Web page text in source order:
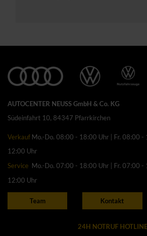
AUTOCENTER NEUSS GmbH & Co. KG
Südeinfahrt 10, 84347 Pfarrkirchen
Verkauf Mo.-Do. 08:00 - 18:00 Uhr | Fr. 08:00 -
12:00 Uhr
Service Mo.-Do. 07:00 - 18:00 Uhr | Fr. 07:00 -
12:00 Uhr
Team Kontakt
24H NOTRUF HOTLINE